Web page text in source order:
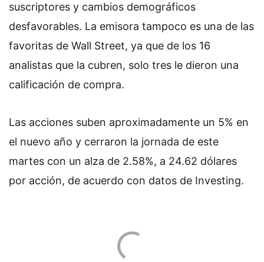
suscriptores y cambios demográficos
desfavorables. La emisora tampoco es una de las
favoritas de Wall Street, ya que de los 16
analistas que la cubren, solo tres le dieron una
calificación de compra.
Las acciones suben aproximadamente un 5% en
el nuevo año y cerraron la jornada de este
martes con un alza de 2.58%, a 24.62 dólares
por acción, de acuerdo con datos de Investing.